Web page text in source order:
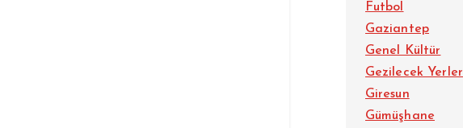
Futbol
Gaziantep
Genel Kültür
Gezilecek Yerler
Giresun
Gümüşhane